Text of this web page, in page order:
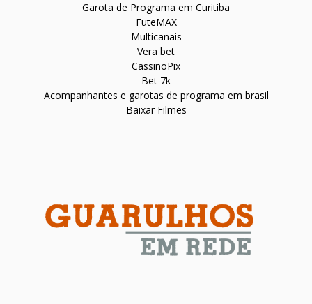
Garota de Programa em Curitiba
FuteMAX
Multicanais
Vera bet
CassinoPix
Bet 7k
Acompanhantes e garotas de programa em brasil
Baixar Filmes